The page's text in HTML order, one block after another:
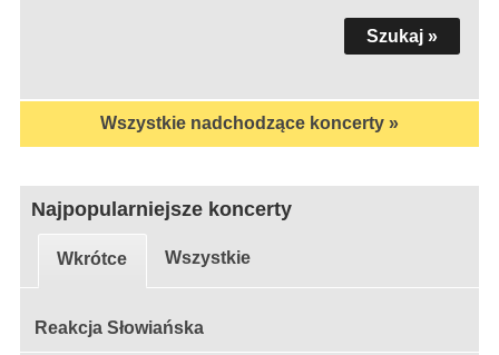
Wszystkie nadchodzące koncerty »
Najpopularniejsze koncerty
Wkrótce Wszystkie
Reakcja Słowiańska